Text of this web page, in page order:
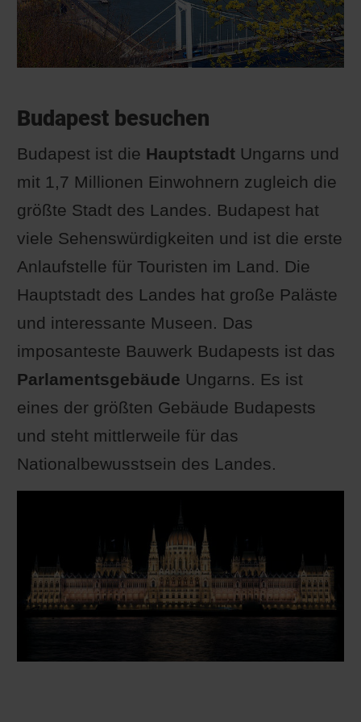
Budapest besuchen
Budapest ist die HauptstadtUngarns und
mit 1,7 Millionen Einwohnern zugleich die
größte Stadt des Landes. Budapest hat
viele Sehenswürdigkeiten und ist die erste
Anlaufstelle für Touristen im Land. Die
Hauptstadt des Landes hat große Paläste
und interessante Museen. Das
imposanteste Bauwerk Budapests ist das
Parlamentsgebäude Ungarns. Es ist
eines der größten Gebäude Budapests
und steht mittlerweile für das
Nationalbewusstsein des Landes.